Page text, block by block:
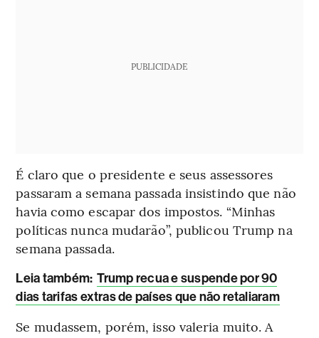
PUBLICIDADE
É claro que o presidente e seus assessores
passaram a semana passada insistindo que não
havia como escapar dos impostos. “Minhas
políticas nunca mudarão”, publicou Trump na
semana passada.
Leia também: Trump recua e suspende por 90
dias tarifas extras de países que não retaliaram
Se mudassem, porém, isso valeria muito. A